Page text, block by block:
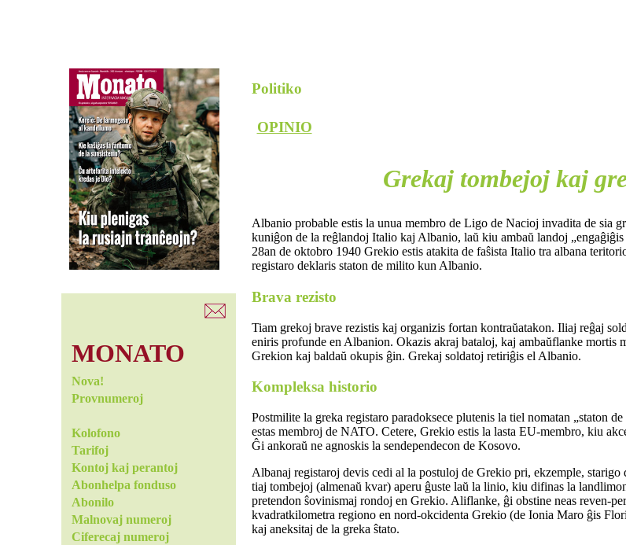
MONATO
Nova!
Provnumeroj
Kolofono
Tarifoj
Kontoj kaj perantoj
Abonhelpa fonduso
Abonilo
Malnovaj numeroj
Ciferecaj numeroj
Politiko
OPINIO
Grekaj tombejoj kaj
Albanio probable estis la unua membro de Ligo de Nacioj invadita de sia
kuniĝon de la reĝlandoj Italio kaj Albanio, laŭ kiu ambaŭ landoj
28an de oktobro 1940 Grekio estis atakita de faŝista Italio tra albana
registaro deklaris staton de milito kun Albanio.
Brava rezisto
Tiam grekoj brave rezistis kaj organizis fortan kontraŭatakon. Iliaj reĝaj
eniris profunde en Albanion. Okazis akraj bataloj, kaj ambaŭflanke mortis
Grekion kaj baldaŭ okupis ĝin. Grekaj soldatoj retiriĝis el Albanio.
Kompleksa historio
Postmilite la greka registaro paradoksece plutenis la tiel nomatan „staton
estas membroj de NATO. Cetere, Grekio estis la lasta EU-membro, kiu
Ĝi ankoraŭ ne agnoskis la sendependecon de Kosovo.
Albanaj registaroj devis cedi al la postuloj de Grekio pri, ekzemple,
tiaj tombejoj (almenaŭ kvar) aperu ĝuste laŭ la linio, kiu difinas la
pretendon ŝovinismaj rondoj en Grekio. Aliflanke, ĝi obstine neas reven-
kvadratkilometra regiono en nord-okcidenta Grekio (de Ionia Maro ĝis
kaj aneksitaj de la greka ŝtato.